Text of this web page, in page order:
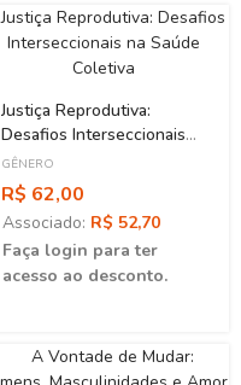
Justiça Reprodutiva:
Desafios Interseccionais
Na Saúde Coletiva
GÊNERO
R$ 62,00
Associado: R$ 52,70
Faça login para ter
acesso ao desconto.